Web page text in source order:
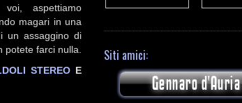
aspettiamo
magari in una
un assaggino di
potete farci nulla.
STEREO E
Siti amici:
Gennaro d'Auria